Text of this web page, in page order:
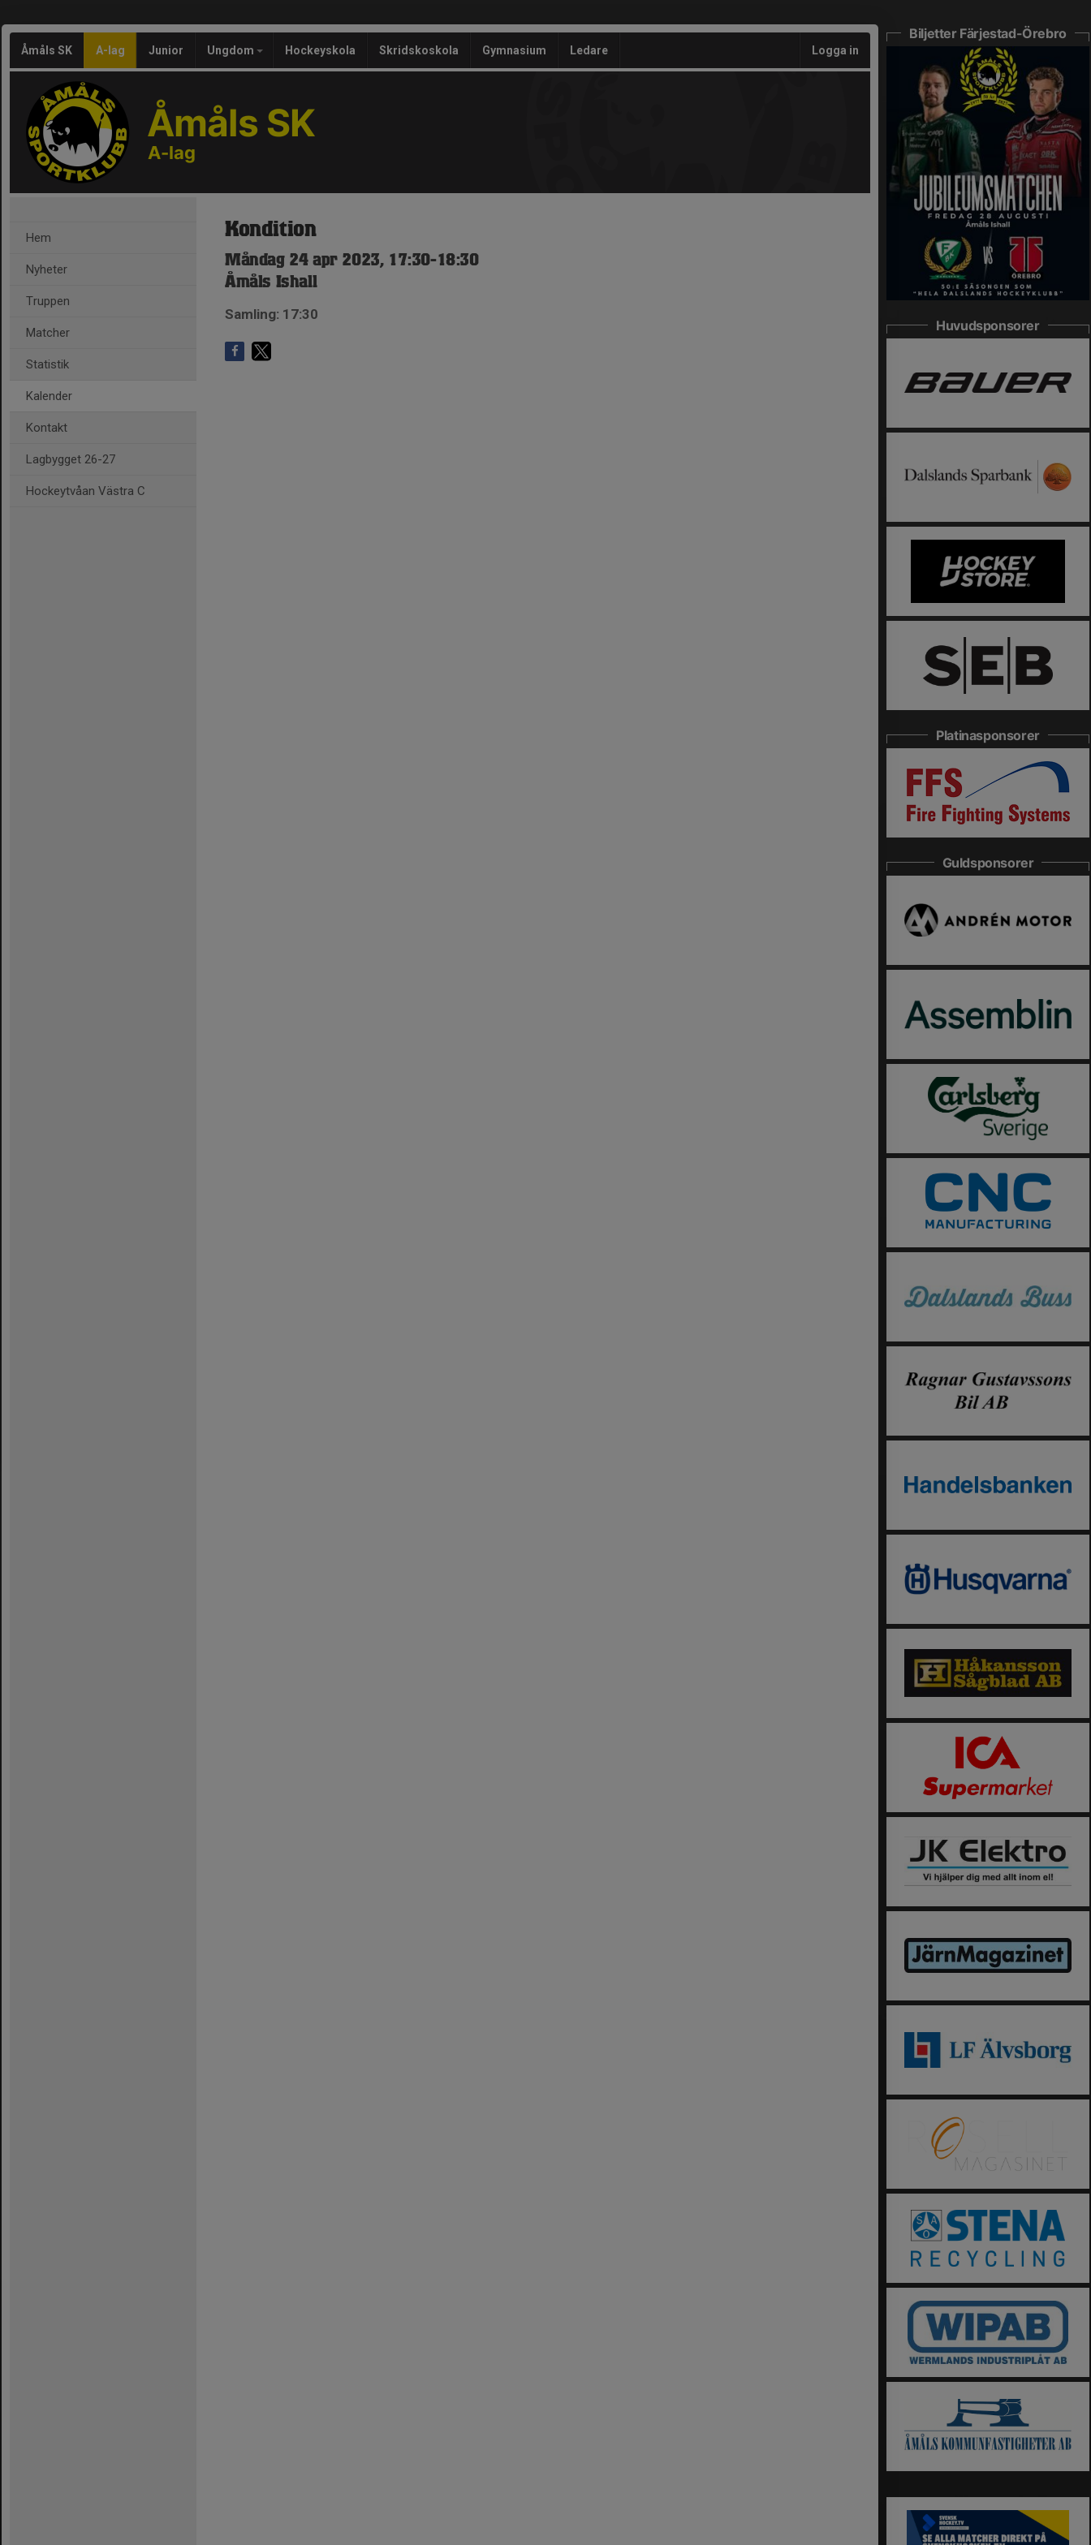
Åmåls SK A-lag Junior Ungdom Hockeyskola Skridskoskola Gymnasium Ledare Logga in
Åmåls SK
A-lag
Hem
Nyheter
Truppen
Matcher
Statistik
Kalender
Kontakt
Lagbygget 26-27
Hockeytvåan Västra C
Kondition
Måndag 24 apr 2023, 17:30-18:30
Åmåls Ishall
Samling: 17:30
Biljetter Färjestad-Örebro
Huvudsponsorer
Platinasponsorer
Guldsponsorer